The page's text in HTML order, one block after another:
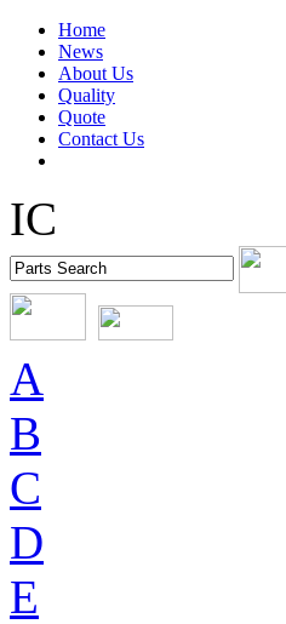
Home
News
About Us
Quality
Quote
Contact Us
IC
A
B
C
D
E